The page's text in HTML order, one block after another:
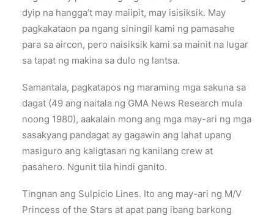
dyip na hangga’t may maiipit, may isisiksik. May
pagkakataon pa ngang siningil kami ng pamasahe
para sa aircon, pero naisiksik kami sa mainit na lugar
sa tapat ng makina sa dulo ng lantsa.
Samantala, pagkatapos ng maraming mga sakuna sa
dagat (49 ang naitala ng GMA News Research mula
noong 1980), aakalain mong ang mga may-ari ng mga
sasakyang pandagat ay gagawin ang lahat upang
masiguro ang kaligtasan ng kanilang crew at
pasahero. Ngunit tila hindi ganito.
Tingnan ang Sulpicio Lines. Ito ang may-ari ng M/V
Princess of the Stars at apat pang ibang barkong